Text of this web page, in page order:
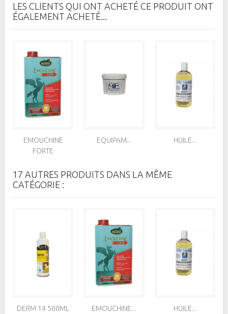
LES CLIENTS QUI ONT ACHETÉ CE PRODUIT ONT
ÉGALEMENT ACHETÉ...
EMOUCHINE
FORTE
EQUIPAM... HUILE...
17 AUTRES PRODUITS DANS LA MÊME
CATÉGORIE :
DERM 14 500ML
EMOUCHINE...
HUILE...